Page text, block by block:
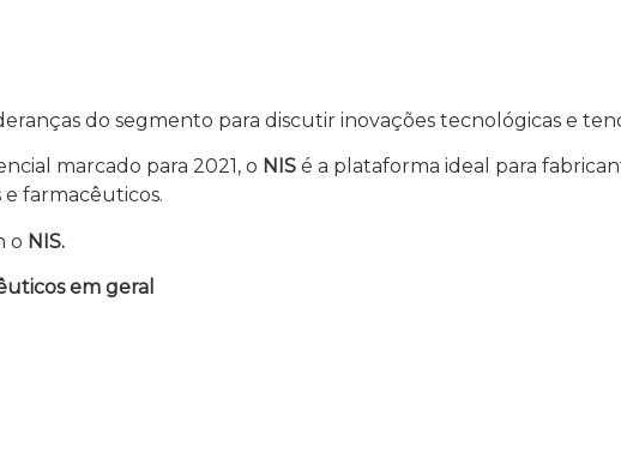
do segmento para discutir inovações tecnológicas e
marcado para 2021, o NIS é a plataforma ideal para
farmacêuticos.
o NIS.
em geral